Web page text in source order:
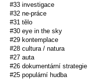
#33 investigace
#32 ne-práce
#31 tělo
#30 eye in the sky
#29 kontemplace
#28 cultura / natura
#27 auta
#26 dokumentární strategie
#25 populární hudba